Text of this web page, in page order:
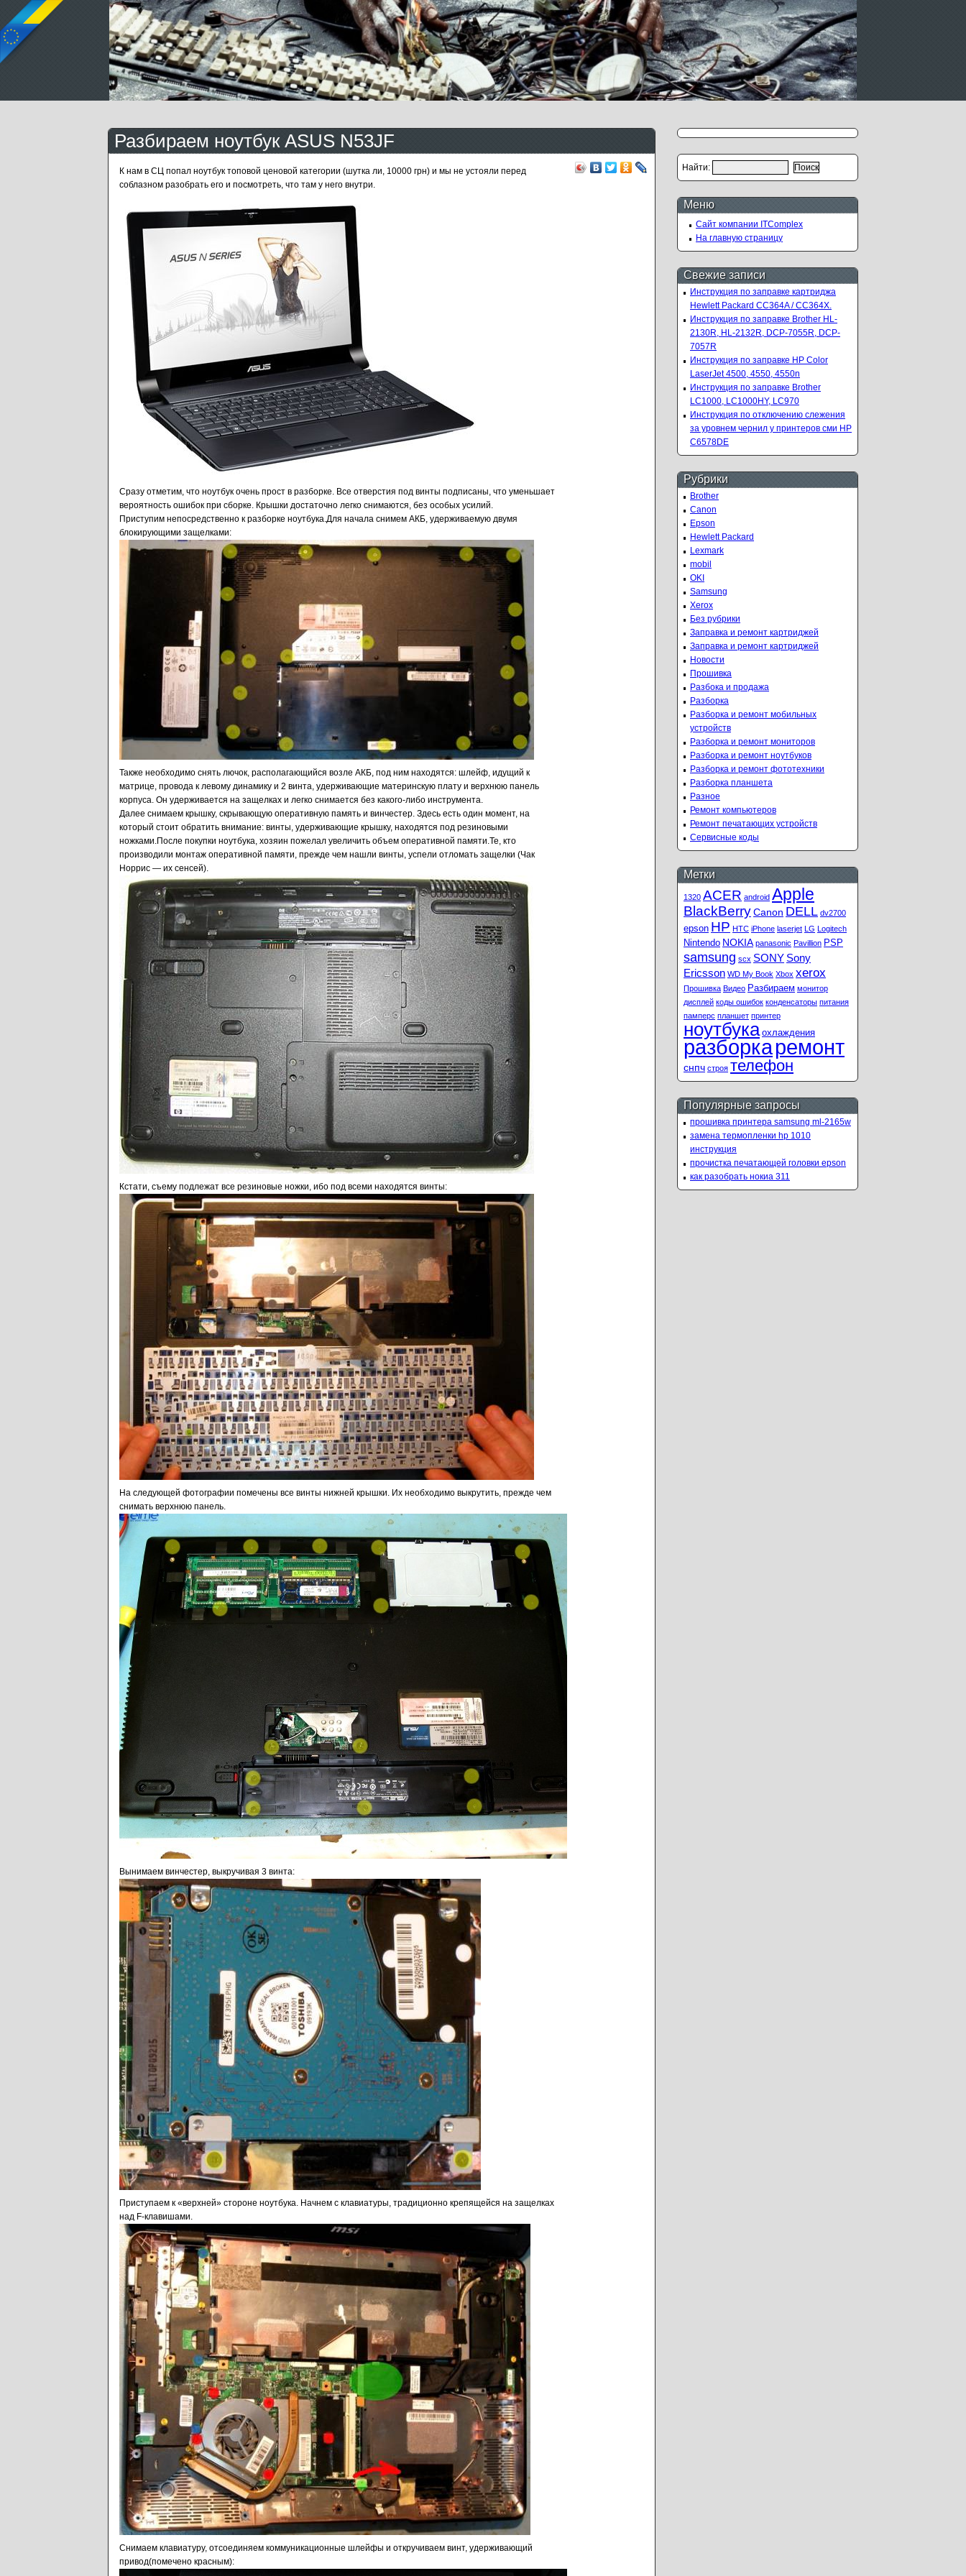
Разбираем ноутбук ASUS N53JF
К нам в СЦ попал ноутбук топовой ценовой категории (шутка ли, 10000 грн) и мы не устояли перед
соблазном разобрать его и посмотреть, что там у него внутри.
Сразу отметим, что ноутбук очень прост в разборке. Все отверстия под винты подписаны, что уменьшает
вероятность ошибок при сборке. Крышки достаточно легко снимаются, без особых усилий.
Приступим непосредственно к разборке ноутбука.Для начала снимем АКБ, удерживаемую двумя
блокирующими защелками:
Также необходимо снять лючок, располагающийся возле АКБ, под ним находятся: шлейф, идущий к
матрице, провода к левому динамику и 2 винта, удерживающие материнскую плату и верхнюю панель
корпуса. Он удерживается на защелках и легко снимается без какого-либо инструмента.
Далее снимаем крышку, скрывающую оперативную память и винчестер. Здесь есть один момент, на
который стоит обратить внимание: винты, удерживающие крышку, находятся под резиновыми
ножками.После покупки ноутбука, хозяин пожелал увеличить объем оперативной памяти.Те, кто
производили монтаж оперативной памяти, прежде чем нашли винты, успели отломать защелки (Чак
Норрис — их сенсей).
Кстати, съему подлежат все резиновые ножки, ибо под всеми находятся винты:
На следующей фотографии помечены все винты нижней крышки. Их необходимо выкрутить, прежде чем
снимать верхнюю панель.
Вынимаем винчестер, выкручивая 3 винта:
Приступаем к «верхней» стороне ноутбука. Начнем с клавиатуры, традиционно крепящейся на защелках
над F-клавишами.
Снимаем клавиатуру, отсоединяем коммуникационные шлейфы и откручиваем винт, удерживающий
привод(помечено красным):
Найти:
Меню
Сайт компании ITComplex
На главную страницу
Свежие записи
Инструкция по заправке картриджа
Hewlett Packard CC364A / CC364X.
Инструкция по заправке Brother HL-
2130R, HL-2132R, DCP-7055R, DCP-
7057R
Инструкция по заправке HP Color
LaserJet 4500, 4550, 4550n
Инструкция по заправке Brother
LC1000, LC1000HY, LC970
Инструкция по отключению слежения
за уровнем чернил у принтеров сми HP
C6578DE
Рубрики
Brother
Canon
Epson
Hewlett Packard
Lexmark
mobil
OKI
Samsung
Xerox
Без рубрики
Заправка и ремонт картриджей
Заправка и ремонт картриджей
Новости
Прошивка
Разбока и продажа
Разборка
Разборка и ремонт мобильных
устройств
Разборка и ремонт мониторов
Разборка и ремонт ноутбуков
Разборка и ремонт фототехники
Разборка планшета
Разное
Ремонт компьютеров
Ремонт печатающих устройств
Сервисные коды
Метки
1320 ACER android Apple
BlackBerryCanon DELL dv2700
epson HP HTC iPhone laserjet LG Logitech
Nintendo NOKIA panasonic Pavillion PSP
samsung scx SONY Sony
Ericsson WD My Book Xbox xerox
Прошивка Видео Разбираем монитор
дисплей коды ошибок конденсаторы питания
памперс планшет принтер
ноутбука охлаждения
разборкаремонт
снпч строя телефон
Популярные запросы
прошивка принтера samsung ml-2165w
замена термопленки hp 1010
инструкция
прочистка печатающей головки epson
как разобрать нокиа 311